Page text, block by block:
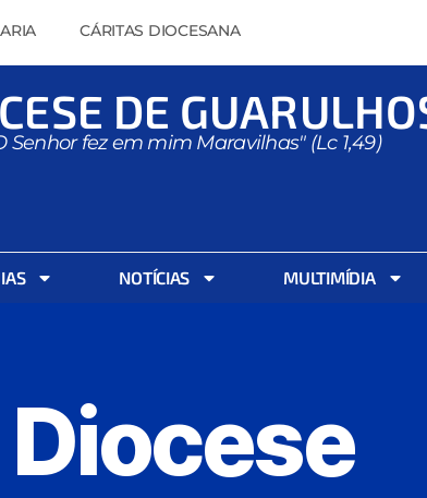
CÁRITAS DIOCESANA
DE
Senhor fez em mim Maravilhas" (Lc 1,49)
NOTÍCIAS MULTIMÍDIA
Diocese